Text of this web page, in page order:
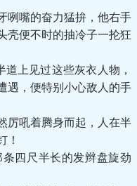
嘴的奋力猛拚，他右手
壳便不时的抽冷子一抡狂
上见过这些灰衣人物，
遇，便特别小心敌人的手
吼着腾身而起，人在半
！
四尺半长的发辫盘旋劲